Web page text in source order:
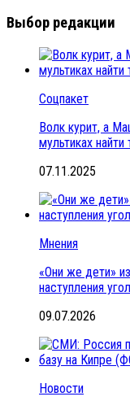
Выбор редакции
Соцпакет
Волк курит, а
мультиках
07.11.2025
Мнения
«Они же дети»
наступления
09.07.2026
Новости